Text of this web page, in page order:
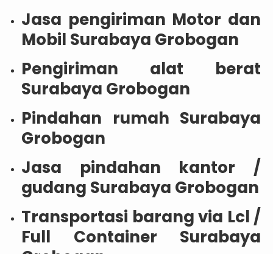
Jasa pengiriman Motor dan
Mobil Surabaya Grobogan
Pengiriman alat berat
Surabaya Grobogan
Pindahan rumah Surabaya
Grobogan
Jasa pindahan kantor /
gudang Surabaya Grobogan
Transportasi barang via Lcl /
Full Container Surabaya